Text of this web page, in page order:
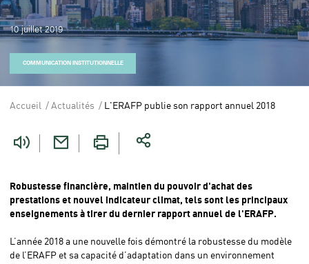
10 juillet 2019
COMMUNICATION INSTITUTIONNELLE
Vous
êtes
ici
Accueil Actualités L'ERAFP publie son rapport annuel 2018
Robustesse financière, maintien du pouvoir d'achat des
prestations et nouvel indicateur climat, tels sont les principaux
enseignements à tirer du dernier rapport annuel de l'ERAFP.
L’année 2018 a une nouvelle fois démontré la robustesse du modèle
de l’ERAFP et sa capacité d’adaptation dans un environnement